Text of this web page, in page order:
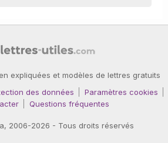
expliquées et modèles de lettres gratuits
des données
Paramètres cookies
Questions fréquentes
, 2006-2026 - Tous droits réservés